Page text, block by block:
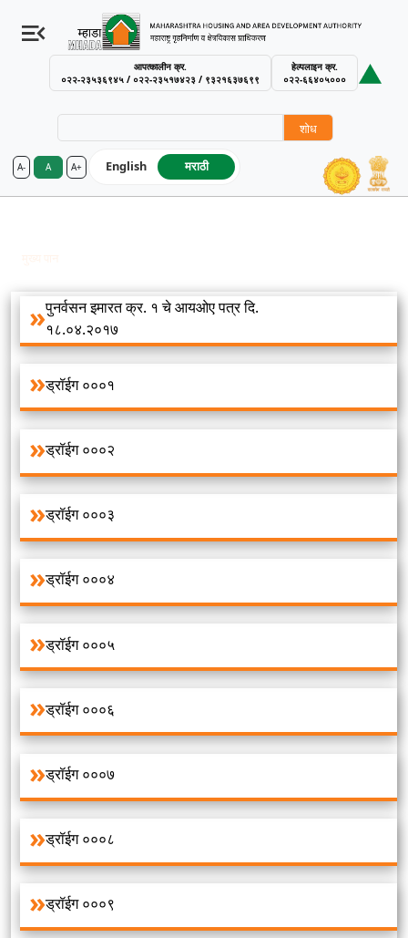
आपत्कालीन क्र.
०२२-२३५३६९४५ / ०२२-२३५१७४२३ / ९३२१६३७६९९
हेल्पलाइन क्र.
०२२-६६४०५०००
A- A A+ English मराठी
पुनर्वसन इमारत क्र. १ चे आयओए पत्र दि.
१८.०४.२०१७
ड्रॉईग ०००१
ड्रॉईग ०००२
ड्रॉईग ०००३
ड्रॉईग ०००४
ड्रॉईग ०००५
ड्रॉईग ०००६
ड्रॉईग ०००७
ड्रॉईग ०००८
ड्रॉईग ०००९